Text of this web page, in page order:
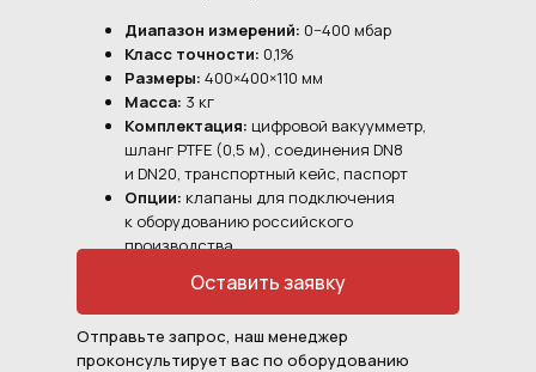
Диапазон измерений: 0−400 мбар
Класс точности: 0,1%
Размеры: 400×400×110 мм
Масса: 3 кг
Комплектация: цифровой вакуумметр,
шланг PTFE (0,5 м), соединения DN8
и DN20, транспортный кейс, паспорт
Опции: клапаны для подключения
к оборудованию российского
производства
Оставить заявку
Отправьте запрос, наш менеджер
проконсультирует вас по оборудованию